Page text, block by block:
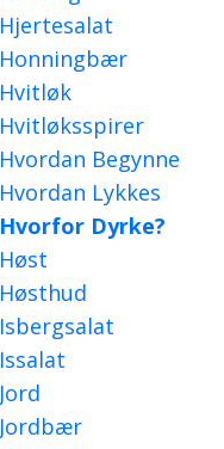
Hjertesalat
Honningbær
Hvitløk
Hvitløksspirer
Hvordan Begynne
Hvordan Lykkes
Hvorfor Dyrke?
Høst
Høsthud
Isbergsalat
Issalat
Jord
Jordbær